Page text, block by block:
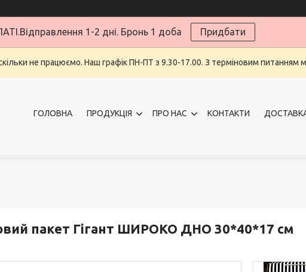
1-2 дні. Бронь 1 доба Придбати
не працюємо. Наш графік ПН-ПТ з 9.30-17.00. З терміновим питанням
ГОЛОВНА ПРОДУКЦІЯ ПРО НАС КОНТАКТИ
пакет Гігант ШИРОКО ДНО 30*40*17 см